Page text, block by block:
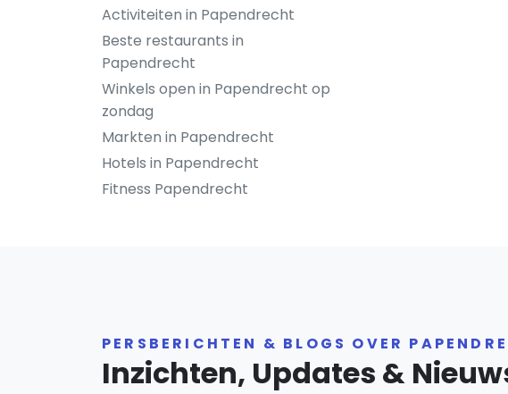
Activiteiten in Papendrecht
Beste restaurants in
Papendrecht
Winkels open in Papendrecht op
zondag
Markten in Papendrecht
Hotels in Papendrecht
Fitness Papendrecht
PERSBERICHTEN & BLOGS OVER
Inzichten, Updates &